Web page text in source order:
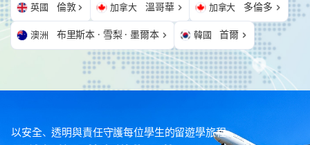
英國 倫敦 加拿大 溫哥華 加拿大 多倫多
澳洲 布里斯本 · 雪梨 · 墨爾本 韓國 首爾
以安全、透明與責任守護每位學生的留遊學旅程